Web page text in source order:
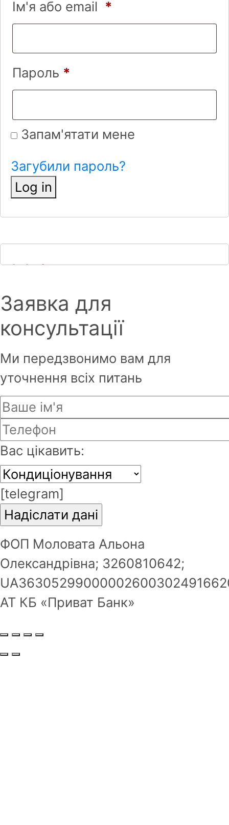
Ім'я або email *
Пароль *
Запам'ятати мене
Загубили пароль?
Log in
Ім'я*
Фамілія *
Email*
Пароль буде надісланий на Ваш
email.
Зареєструватись
Заявка для
консультації
Ми передзвонимо вам для
уточнення всіх питань
Вас цікавить:
[telegram]
ФОП Моловата Альона
Олександрівна; 3260810642;
АТ КБ «Приват Банк»